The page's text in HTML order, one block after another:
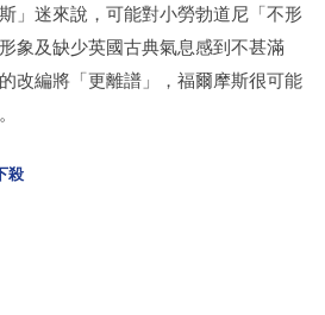
」迷來說，可能對小勞勃道尼「不形
象及缺少英國古典氣息感到不甚滿
改編將「更離譜」，福爾摩斯很可能
殺